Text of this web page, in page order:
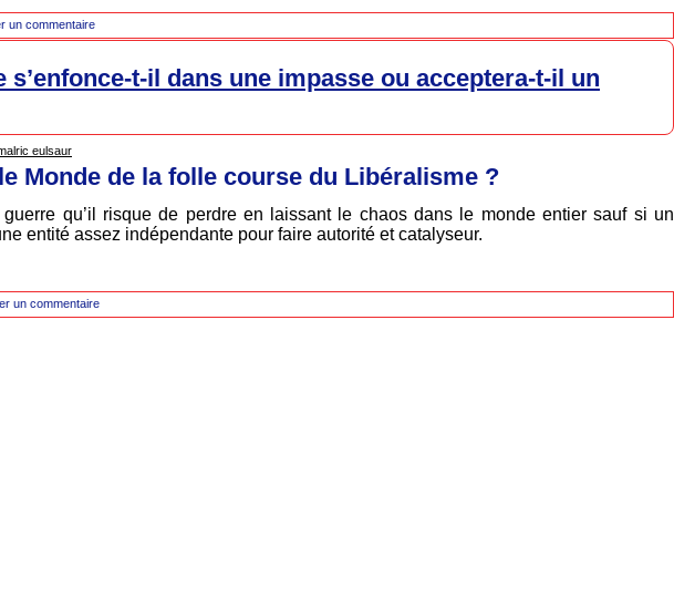
un commentaire
s’enfonce-t-il dans une impasse ou acceptera-t-il un
eulsaur
Monde de la folle course du Libéralisme ?
qu’il risque de perdre en laissant le chaos dans le monde entier sauf si un
entité assez indépendante pour faire autorité et catalyseur.
un commentaire